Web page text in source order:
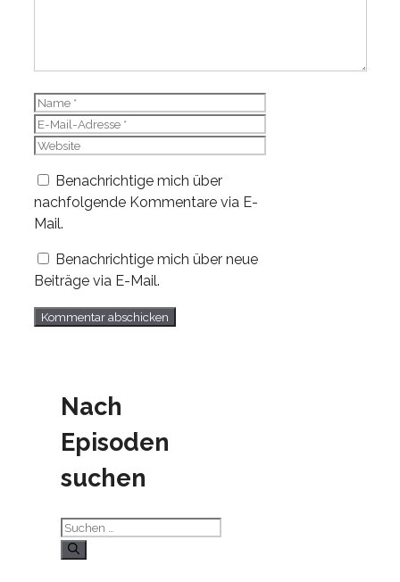
Name
E-
Mail-
Website
Benachrichtige mich über
nachfolgende Kommentare via E-
Mail.
Benachrichtige mich über neue
Beiträge via E-Mail.
Nach
Episoden
suchen
Suchen
nach: